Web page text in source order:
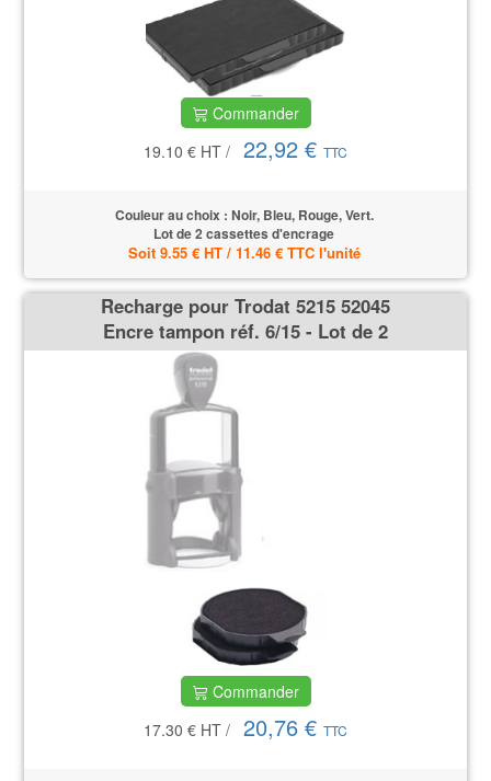
Commander
19.10 € HT / 22,92 € TTC
Couleur au choix : Noir, Bleu, Rouge, Vert.
Lot de 2 cassettes d'encrage
Soit 9.55 € HT / 11.46 € TTC l'unité
Recharge pour Trodat 5215 52045
Encre tampon réf. 6/15 - Lot de 2
Commander
17.30 € HT / 20,76 € TTC